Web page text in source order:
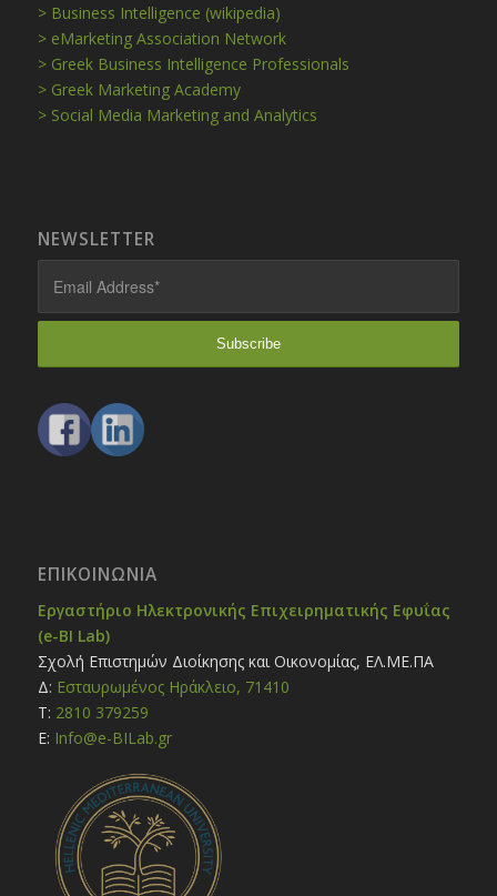
> Business Intelligence (wikipedia)
> eMarketing Association Network
> Greek Business Intelligence Professionals
> Greek Marketing Academy
> Social Media Marketing and Analytics
NEWSLETTER
ΕΠΙΚΟΙΝΩΝΊΑ
Εργαστήριο Ηλεκτρονικής Επιχειρηματικής Εφυΐας
(e-BI Lab)
Σχολή Επιστημών Διοίκησης και Οικονομίας, ΕΛ.ΜΕ.ΠΑ
Δ: Εσταυρωμένος Ηράκλειο, 71410
Τ: 2810 379259
E: Ιnfo@e-BILab.gr